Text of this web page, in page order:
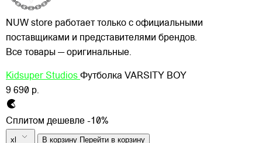
NUW store работает только с официальными
поставщиками и представителями брендов.
Все товары — оригинальные.
Kidsuper Studios Футболка VARSITY BOY
9 690 р.
Сплитом дешевле -10%
xl В корзину Перейти в корзину